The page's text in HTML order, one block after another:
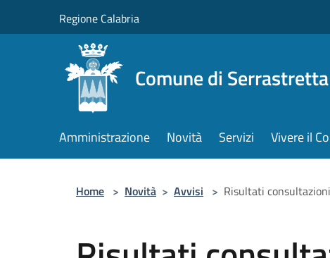
Regione Calabria
Comune di Serrastretta
Amministrazione Novità Servizi Vivere il
Home > Novità > Avvisi > Risultati